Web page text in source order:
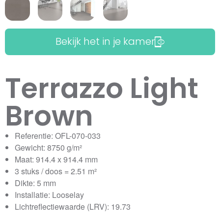
Bekijk het in je kamer
Terrazzo Light
Brown
Referentie: OFL-070-033
Gewicht: 8750 g/m²
Maat: 914.4 x 914.4 mm
3 stuks / doos = 2.51 m²
Dikte: 5 mm
Installatie: Looselay
Lichtreflectiewaarde (LRV): 19.73